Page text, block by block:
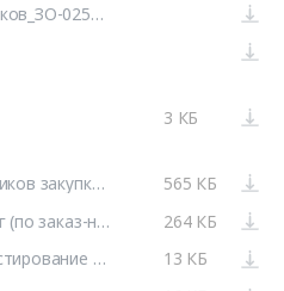
Запрос_о_продлении_сроков_ЗО-0250-25-РМ.pdf
3 КБ
1 Инструкция для участников закупки (0250-25-РМ).7z
565 КБ
2 Договор оказания услуг (по заказ-нарядам).zip
264 КБ
Форма ТКП (подбор и тестирование ЖГ).xlsx
13 КБ